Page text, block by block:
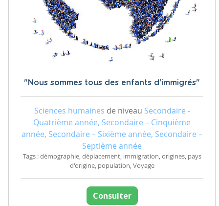
"Nous sommes tous des enfants d'immigrés"
Sciences humaines de niveau Secondaire -
Quatrième année, Secondaire – Cinquième
année, Secondaire – Sixième année, Secondaire –
Septième année
Tags : démographie, déplacement, immigration, origines, pays
d'origine, population, Voyage
Consulter